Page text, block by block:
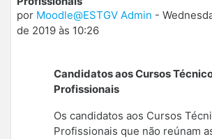
por Moodle@ESTGV Admin -
de 2019 às 10:26
Candidatos aos Cursos
Profissionais
Os candidatos aos Cursos
Profissionais que não reúnam